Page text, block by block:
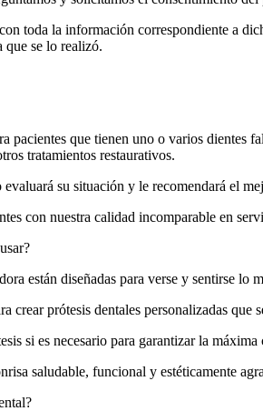
toda la información correspondiente a
que se lo realizó.
que tienen uno o varios dientes
tratamientos restaurativos.
su situación y le recomendará el
con nuestra calidad incomparable en
están diseñadas para verse y sentirse lo
crear prótesis dentales personalizadas
si es necesario para garantizar la
saludable, funcional y estéticamente